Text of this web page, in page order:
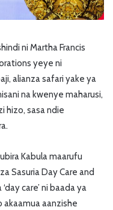
ni Martha Francis
yeye ni
alianza safari yake ya
na kwenye maharusi,
hizo, sasa ndie
Kabula maarufu
Sasuria Day Care and
care’ ni baada ya
aanzishe